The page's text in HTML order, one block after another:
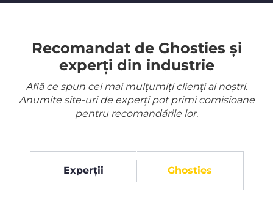
Recomandat de Ghosties și
experți din industrie
Află ce spun cei mai mulțumiți clienți ai noștri.
Anumite site-uri de experți pot primi comisioane
pentru recomandările lor.
Experții Ghosties